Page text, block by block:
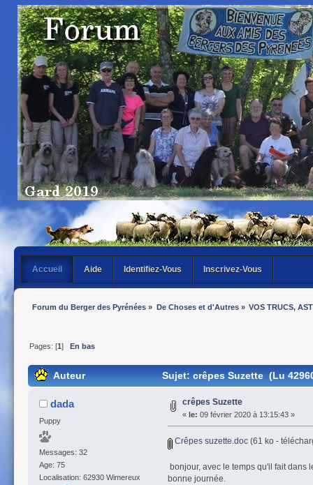
Accueil Aide Identifiez-Vous Inscrivez-Vous
Forum du Berger des Pyrénées » De Choses et d'Autres» VOS TRUCS,
Pages: [1] En bas
Auteur Sujet: crêpes Suzette (Lu
dada
Puppy
Messages: 32
Age: 75
Localisation: 62930 Wimereux
crêpes Suzette
« le: 09 février 2020 à 13:15:43 »
Crêpes suzette.doc(61 ko -
bonjour, avec le temps qu'il fait dans
bonne journée.